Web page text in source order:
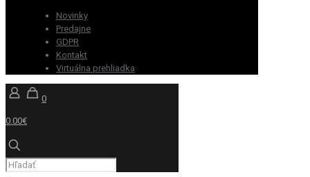
Novinky
Predajne
GDPR
Kontakt
Virtuálna prehliadka
0
0.00€